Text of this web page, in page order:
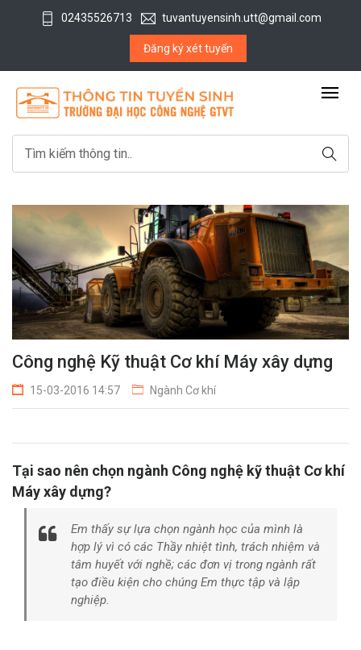
02435526713 tuvantuyensinh.utt@gmail.com
Đăng ký xét tuyển
Công nghệ Kỹ thuật Cơ khí Máy xây dựng
15-03-2016 14:57 Ngành Cơ khí
Tại sao nên chọn ngành Công nghệ kỹ thuật Cơ khí
Máy xây dựng?
Em thấy sự lựa chọn ngành học của mình là
hợp lý vì có các Thầy nhiệt tình, trách nhiệm và
tâm huyết với nghề; các đơn vị trong ngành rất
tạo điều kiện cho chúng Em thực tập và lập
nghiệp.